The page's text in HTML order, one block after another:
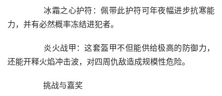
力，并有必然概率冻结进犯者。
还能开释火焰冲击波，对四周仇敌造成规模性危险。
	　　挑战与嘉奖